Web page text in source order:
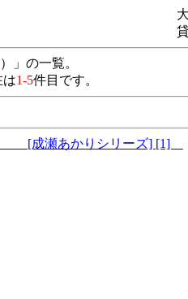
」の一覧。
は1-5件目です。
[成瀬あかりシリーズ] [1]